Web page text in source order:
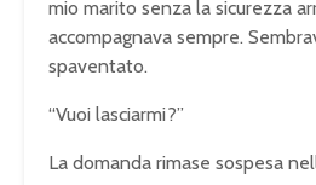
mio marito senza la sicurezza
accompagnava sempre.
spaventato.
“Vuoi lasciarmi?”
La domanda rimase sospesa